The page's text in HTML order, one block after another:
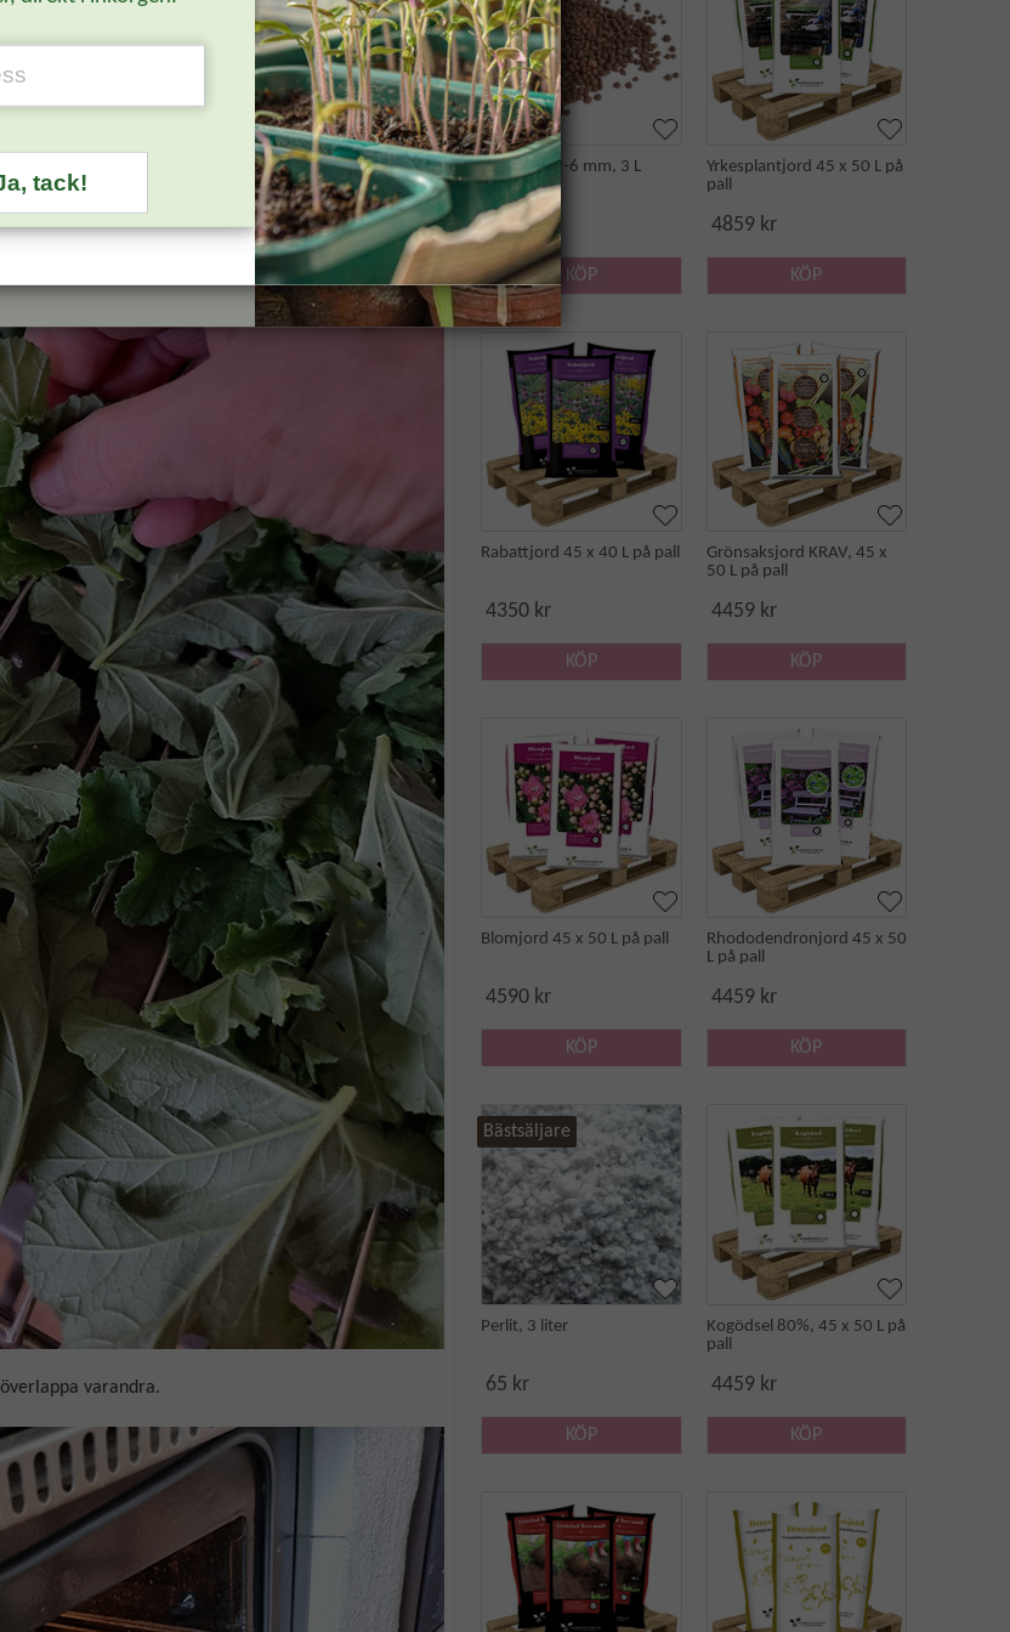
varandra.
Lecakulor 2-6 mm, 3 L
35 kr
KÖP
Yrkesplantjord 45 x 50 L på
pall
4859 kr
KÖP
Rabattjord 45 x 40 L på pall
4350 kr
KÖP
Grönsaksjord KRAV, 45 x
50 L på pall
4459 kr
KÖP
Blomjord 45 x 50 L på pall
4590 kr
KÖP
Rhododendronjord 45 x 50
L på pall
4459 kr
KÖP
Bästsäljare
Perlit, 3 liter
65 kr
KÖP
Kogödsel 80%, 45 x 50 L på
pall
4459 kr
KÖP
mail.
medlemskap.
Logga in
tack!